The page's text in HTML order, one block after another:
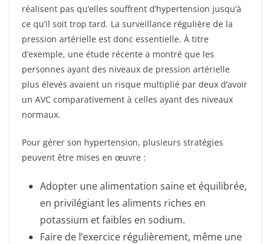
réalisent pas qu’elles souffrent d’hypertension jusqu’à
ce qu’il soit trop tard. La surveillance régulière de la
pression artérielle est donc essentielle. À titre
d’exemple, une étude récente a montré que les
personnes ayant des niveaux de pression artérielle
plus élevés avaient un risque multiplié par deux d’avoir
un AVC comparativement à celles ayant des niveaux
normaux.
Pour gérer son hypertension, plusieurs stratégies
peuvent être mises en œuvre :
Adopter une alimentation saine et équilibrée,
en privilégiant les aliments riches en
potassium et faibles en sodium.
Faire de l’exercice régulièrement, même une